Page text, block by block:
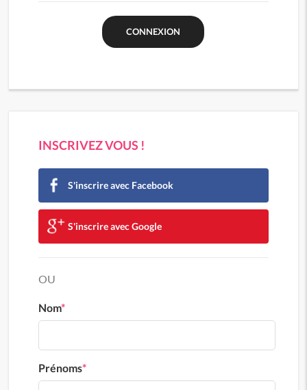
INSCRIVEZ VOUS !
S'inscrire avec Facebook
S'inscrire avec Google
OU
Nom*
Prénoms*